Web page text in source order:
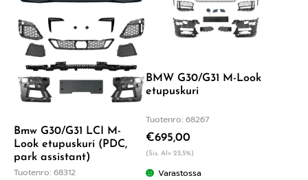
Bmw G30/G31 LCI M-
Look etupuskuri (PDC,
park assistant)
Tuotenro: 68312
BMW G30/G31 M-Look
etupuskuri
Tuotenro: 68267
€695,00
(Sis. Alv 25,5%)
Varastossa